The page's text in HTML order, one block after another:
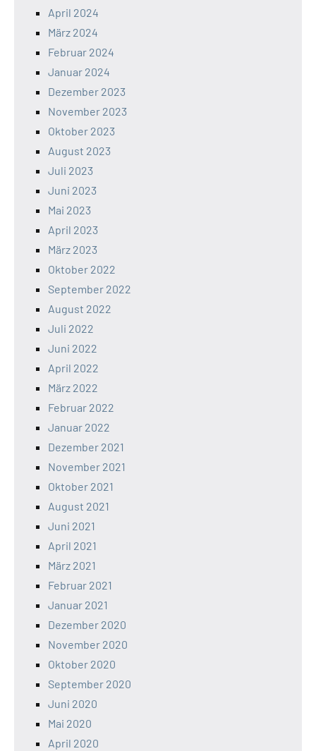
April 2024
März 2024
Februar 2024
Januar 2024
Dezember 2023
November 2023
Oktober 2023
August 2023
Juli 2023
Juni 2023
Mai 2023
April 2023
März 2023
Oktober 2022
September 2022
August 2022
Juli 2022
Juni 2022
April 2022
März 2022
Februar 2022
Januar 2022
Dezember 2021
November 2021
Oktober 2021
August 2021
Juni 2021
April 2021
März 2021
Februar 2021
Januar 2021
Dezember 2020
November 2020
Oktober 2020
September 2020
Juni 2020
Mai 2020
April 2020